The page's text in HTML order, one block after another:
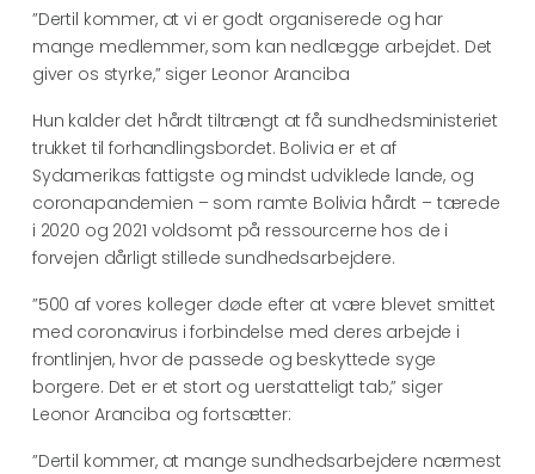
”Dertil kommer, at vi er godt organiserede og har
mange medlemmer, som kan nedlægge arbejdet. Det
giver os styrke,” siger Leonor Aranciba
Hun kalder det hårdt tiltrængt at få sundhedsministeriet
trukket til forhandlingsbordet. Bolivia er et af
Sydamerikas fattigste og mindst udviklede lande, og
coronapandemien – som ramte Bolivia hårdt – tærede
i 2020 og 2021 voldsomt på ressourcerne hos de i
forvejen dårligt stillede sundhedsarbejdere.
”500 af vores kolleger døde efter at være blevet smittet
med coronavirus i forbindelse med deres arbejde i
frontlinjen, hvor de passede og beskyttede syge
borgere. Det er et stort og uerstatteligt tab,” siger
Leonor Aranciba og fortsætter:
”Dertil kommer, at mange sundhedsarbejdere nærmest